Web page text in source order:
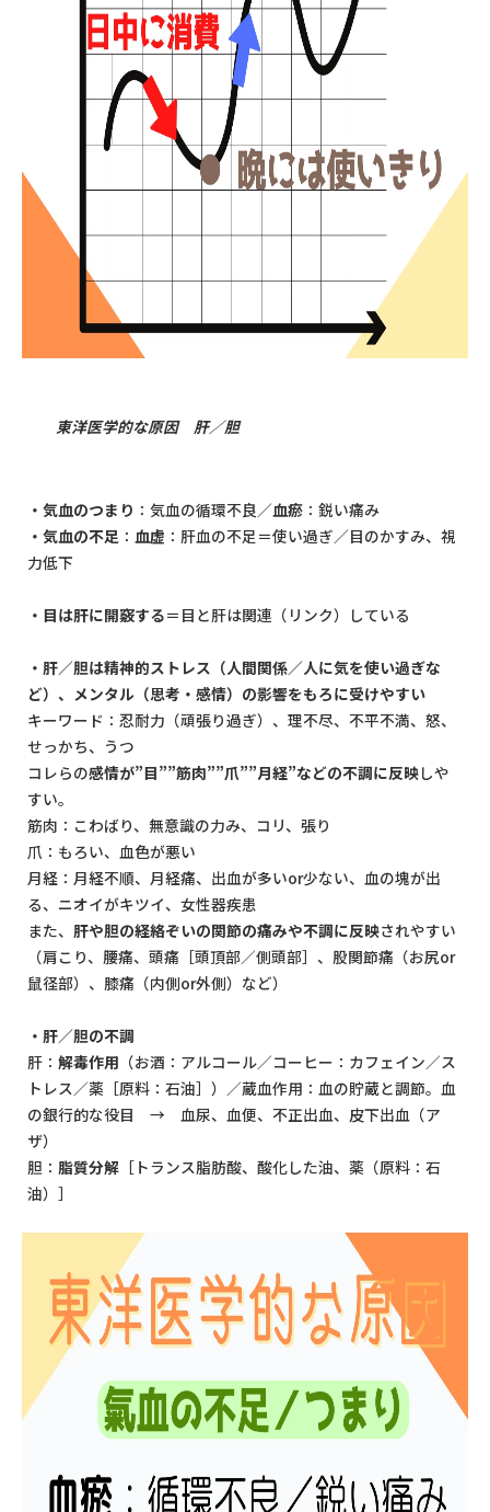
東洋医学的な原因 肝／胆
・気血のつまり ：気血の循環不良／血瘀 ：鋭い痛み
・気血の不足 ： 血虚 ：肝血の不足＝使い過ぎ／目のかすみ、視
力低下
・目は肝に開竅する＝目と肝は関連（リンク）している
・肝／胆は精神的ストレス（人間関係／人に気を使い過ぎな
ど）、メンタル（思考・感情）の影響をもろに受けやすい
キーワード：忍耐力（頑張り過ぎ）、理不尽、不平不満、怒、
せっかち、うつ
コレらの感情が”目””筋肉””爪””月経”などの不調に反映しや
すい。
筋肉：こわばり、無意識の力み、コリ、張り
爪：もろい、血色が悪い
月経：月経不順、月経痛、出血が多いor少ない、血の塊が出
る、ニオイがキツイ、女性器疾患
また、 肝や胆の経絡ぞいの関節の痛みや不調に反映されやすい
（肩こり、腰痛、頭痛［頭頂部／側頭部］、股関節痛（お尻or
鼠径部）、膝痛（内側or外側）など）
・肝／胆の不調
肝： 解毒作用 （お酒：アルコール／コーヒー：カフェイン／ス
トレス／薬［原料：石油］）／蔵血作用：血の貯蔵と調節。血
の銀行的な役目 → 血尿、血便、不正出血、皮下出血（ア
ザ）
胆： 脂質分解 ［トランス脂肪酸、酸化した油、薬（原料：石
油）］